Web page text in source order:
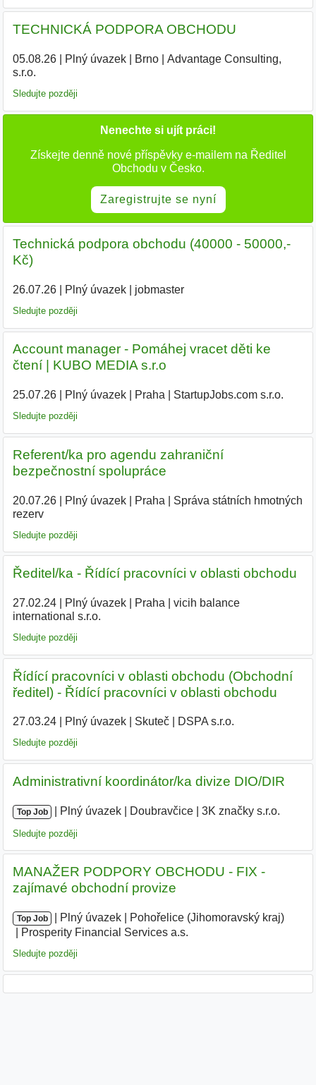
TECHNICKÁ PODPORA OBCHODU
05.08.26| Plný úvazek| Brno|
Advantage Consulting,
s.r.o.
Sledujte později
Nenechte si ujít práci!
Získejte denně nové příspěvky e-mailem na Ředitel
Obchodu v Česko.
Zaregistrujte se nyní
Technická podpora obchodu (40000 - 50000,-
Kč)
26.07.26| Plný úvazek| jobmaster
Sledujte později
Account manager - Pomáhej vracet děti ke
čtení | KUBO MEDIA s.r.o
25.07.26| Plný úvazek| Praha StartupJobs.com s.r.o.
Sledujte později
Referent/ka pro agendu zahraniční
bezpečnostní spolupráce
20.07.26| Plný úvazek| Praha
Správa státních hmotných
rezerv
Sledujte později
Ředitel/ka - Řídící pracovníci v oblasti obchodu
27.02.24| Plný úvazek| Praha
vicih balance
international s.r.o.
Sledujte později
Řídící pracovníci v oblasti obchodu (Obchodní
ředitel) - Řídící pracovníci v oblasti obchodu
27.03.24| Plný úvazek| Skuteč| DSPA s.r.o.
Sledujte později
Administrativní koordinátor/ka divize DIO/DIR
Top Job Plný úvazek Doubravčice 3K značky s.r.o.
Sledujte později
MANAŽER PODPORY OBCHODU - FIX -
zajímavé obchodní provize
Top Job Plný úvazek Pohořelice (Jihomoravský kraj)
Prosperity Financial Services a.s.
Sledujte později